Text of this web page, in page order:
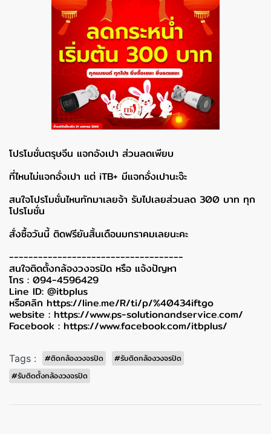
โปรโมชั่นตรุษจีน แจกอังเปา ส่วนลดเพียบ
ที่ไหนไม่แจกอั่งเปา แต่ iTB+ มีแจกอั่งเปานะจ๊ะ
สนใจโปรโมชั่นไหนทักมาเลยจ้า รับไปเลยส่วนลด 300 บาท ทุก
โปรโมชั่น
สั่งซื้อวันนี้ ติดฟรียันสิ้นเดือนมกราคมเลยนะคะ
------------------------------------
สนใจติดตั้งกล้องวงจรปิด หรือ แจ้งปัญหา
โทร : 094-4596429
Line ID: @itbplus
หรือคลิก https://line.me/R/ti/p/%40434iftgo
website : https://www.ps-solutionandservice.com/
Facebook : https://www.facebook.com/itbplus/
Tags : #ติดกล้องวงจรปิด
#รับติดกล้องวงจรปิด
#รับติดตั้งกล้องวงจรปิด